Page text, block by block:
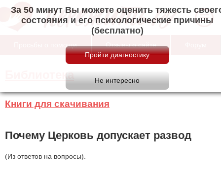
За 50 минут Вы можете оценить тяжесть
состояния и его психологические причины
(бесплатно)
Просьбы о помощи Отзывы о сайте
Библиотека
Книги для скачивания
Почему Церковь допускает развод
(Из ответов на вопросы).